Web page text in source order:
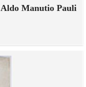
Manutio Pauli